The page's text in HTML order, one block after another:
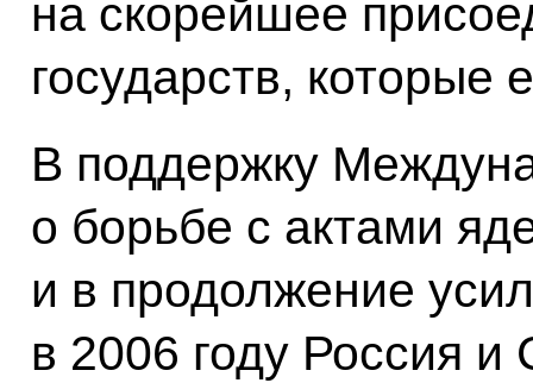
на скорейшее
государств, которые
В поддержку
о борьбе с актами
и в продолжение
в 2006 году Россия